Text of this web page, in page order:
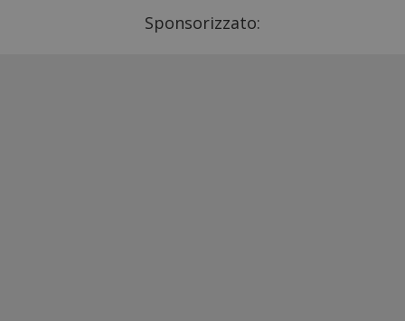
Sponsorizzato: